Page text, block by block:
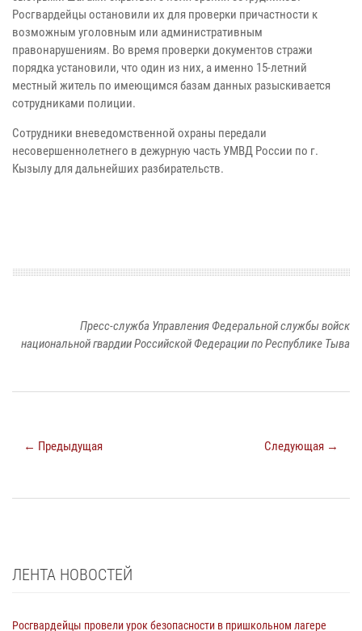
Росгвардейцы остановили их для проверки причастности к
возможным уголовным или административным
правонарушениям. Во время проверки документов стражи
порядка установили, что один из них, а именно 15-летний
местный житель по имеющимся базам данных разыскивается
сотрудниками полиции.
Сотрудники вневедомственной охраны передали
несовершеннолетнего в дежурную часть УМВД России по г.
Кызылу для дальнейших разбирательств.
Пресс-служба Управления Федеральной службы войск
национальной гвардии Российской Федерации по Республике Тыва
← Предыдущая Следующая →
ЛЕНТА НОВОСТЕЙ
Росгвардейцы провели урок безопасности в пришкольном лагере